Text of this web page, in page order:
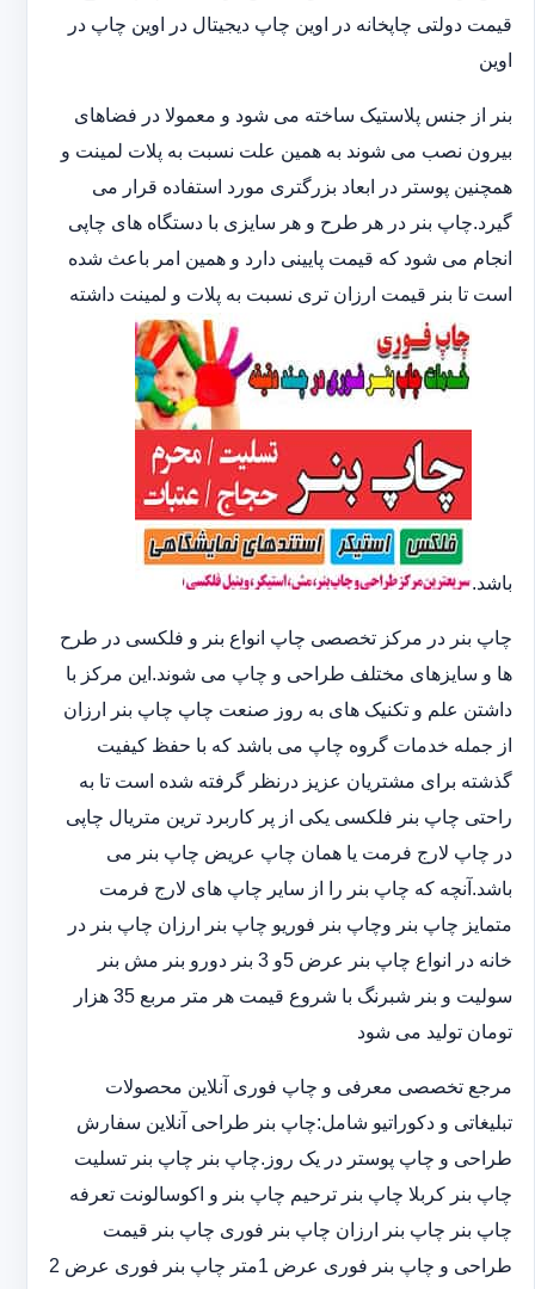
قیمت دولتی چاپخانه در اوین چاپ دیجیتال در اوین چاپ در
اوین
بنر از جنس پلاستیک ساخته می شود و معمولا در فضاهای
بیرون نصب می شوند به همین علت نسبت به پلات لمینت و
همچنین پوستر در ابعاد بزرگتری مورد استفاده قرار می
گیرد.چاپ بنر در هر طرح و هر سایزی با دستگاه های چاپی
انجام می شود که قیمت پایینی دارد و همین امر باعث شده
است تا بنر قیمت ارزان تری نسبت به پلات و لمینت داشته
باشد.
چاپ بنر در مرکز تخصصی چاپ انواع بنر و فلکسی در طرح
ها و سایزهای مختلف طراحی و چاپ می شوند.این مرکز با
داشتن علم و تکنیک های به روز صنعت چاپ چاپ بنر ارزان
از جمله خدمات گروه چاپ می باشد که با حفظ کیفیت
گذشته برای مشتریان عزیز درنظر گرفته شده است تا به
راحتی چاپ بنر فلکسی یکی از پر کاربرد ترین متریال چاپی
در چاپ لارج فرمت یا همان چاپ عریض چاپ بنر می
باشد.آنچه که چاپ بنر را از سایر چاپ های لارج فرمت
متمایز چاپ بنر وچاپ بنر فوریو چاپ بنر ارزان چاپ بنر در
خانه در انواع چاپ بنر عرض 5و 3 بنر دورو بنر مش بنر
سولیت و بنر شبرنگ با شروع قیمت هر متر مربع 35 هزار
تومان تولید می شود
مرجع تخصصی معرفی و چاپ فوری آنلاین محصولات
تبلیغاتی و دکوراتیو شامل:چاپ بنر طراحی آنلاین سفارش
طراحی و چاپ پوستر در یک روز.چاپ بنر چاپ بنر تسلیت
چاپ بنر کربلا چاپ بنر ترحیم چاپ بنر و اکوسالونت تعرفه
چاپ بنر چاپ بنر ارزان چاپ بنر فوری چاپ بنر قیمت
طراحی و چاپ بنر فوری عرض 1متر چاپ بنر فوری عرض 2